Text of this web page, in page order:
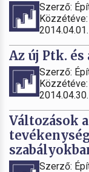
Szerző:
Az új Ptk.
Szerző:
Változások
Szerző: